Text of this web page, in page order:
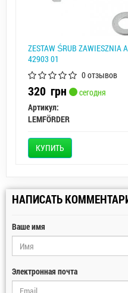
ZESTAW ŚRUB ZAWIESZNIA
42903 01
0 отзывов
320 грн
сегодня
Артикул:
LEMFÖRDER
КУПИТЬ
НАПИСАТЬ
Ваше имя
Электронная почта